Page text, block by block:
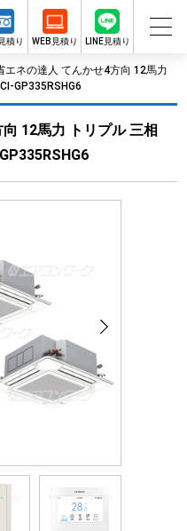
積り WEB見積り LINE見積り
エネの達人 てんかせ4方向 12馬力
GP335RSHG6
12馬力 トリプル 三相